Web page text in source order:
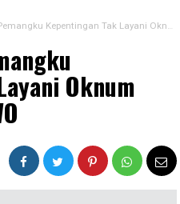
Kepentingan Tak Layani Oknum Ilegal Pengaku IWO
Oknum